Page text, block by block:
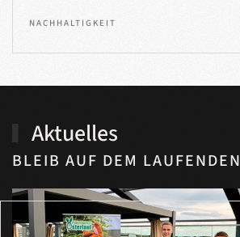
NACHHALTIGKEIT
Aktuelles
BLEIB AUF DEM LAUFENDEN